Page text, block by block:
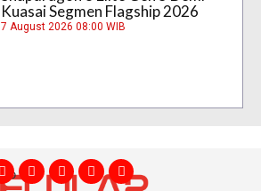
Kuasai Segmen Flagship 2026
7 August 2026 08:00 WIB